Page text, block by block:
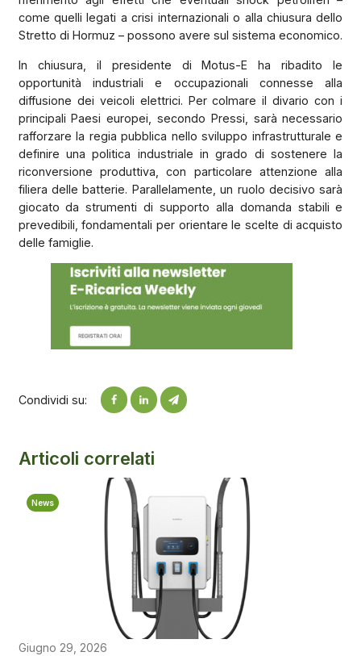
come quelli legati a crisi internazionali o alla chiusura dello
Stretto di Hormuz – possono avere sul sistema economico.
In chiusura, il presidente di Motus-E ha ribadito le
opportunità industriali e occupazionali connesse alla
diffusione dei veicoli elettrici. Per colmare il divario con i
principali Paesi europei, secondo Pressi, sarà necessario
rafforzare la regia pubblica nello sviluppo infrastrutturale e
definire una politica industriale in grado di sostenere la
riconversione produttiva, con particolare attenzione alla
filiera delle batterie. Parallelamente, un ruolo decisivo sarà
giocato da strumenti di supporto alla domanda stabili e
prevedibili, fondamentali per orientare le scelte di acquisto
delle famiglie.
Condividi su:
Articoli correlati
News
Giugno 29, 2026